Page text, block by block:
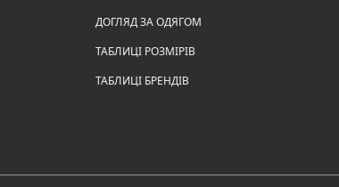
ДОГЛЯД ЗА ОДЯГОМ
ТАБЛИЦІ РОЗМІРІВ
ТАБЛИЦІ БРЕНДІВ